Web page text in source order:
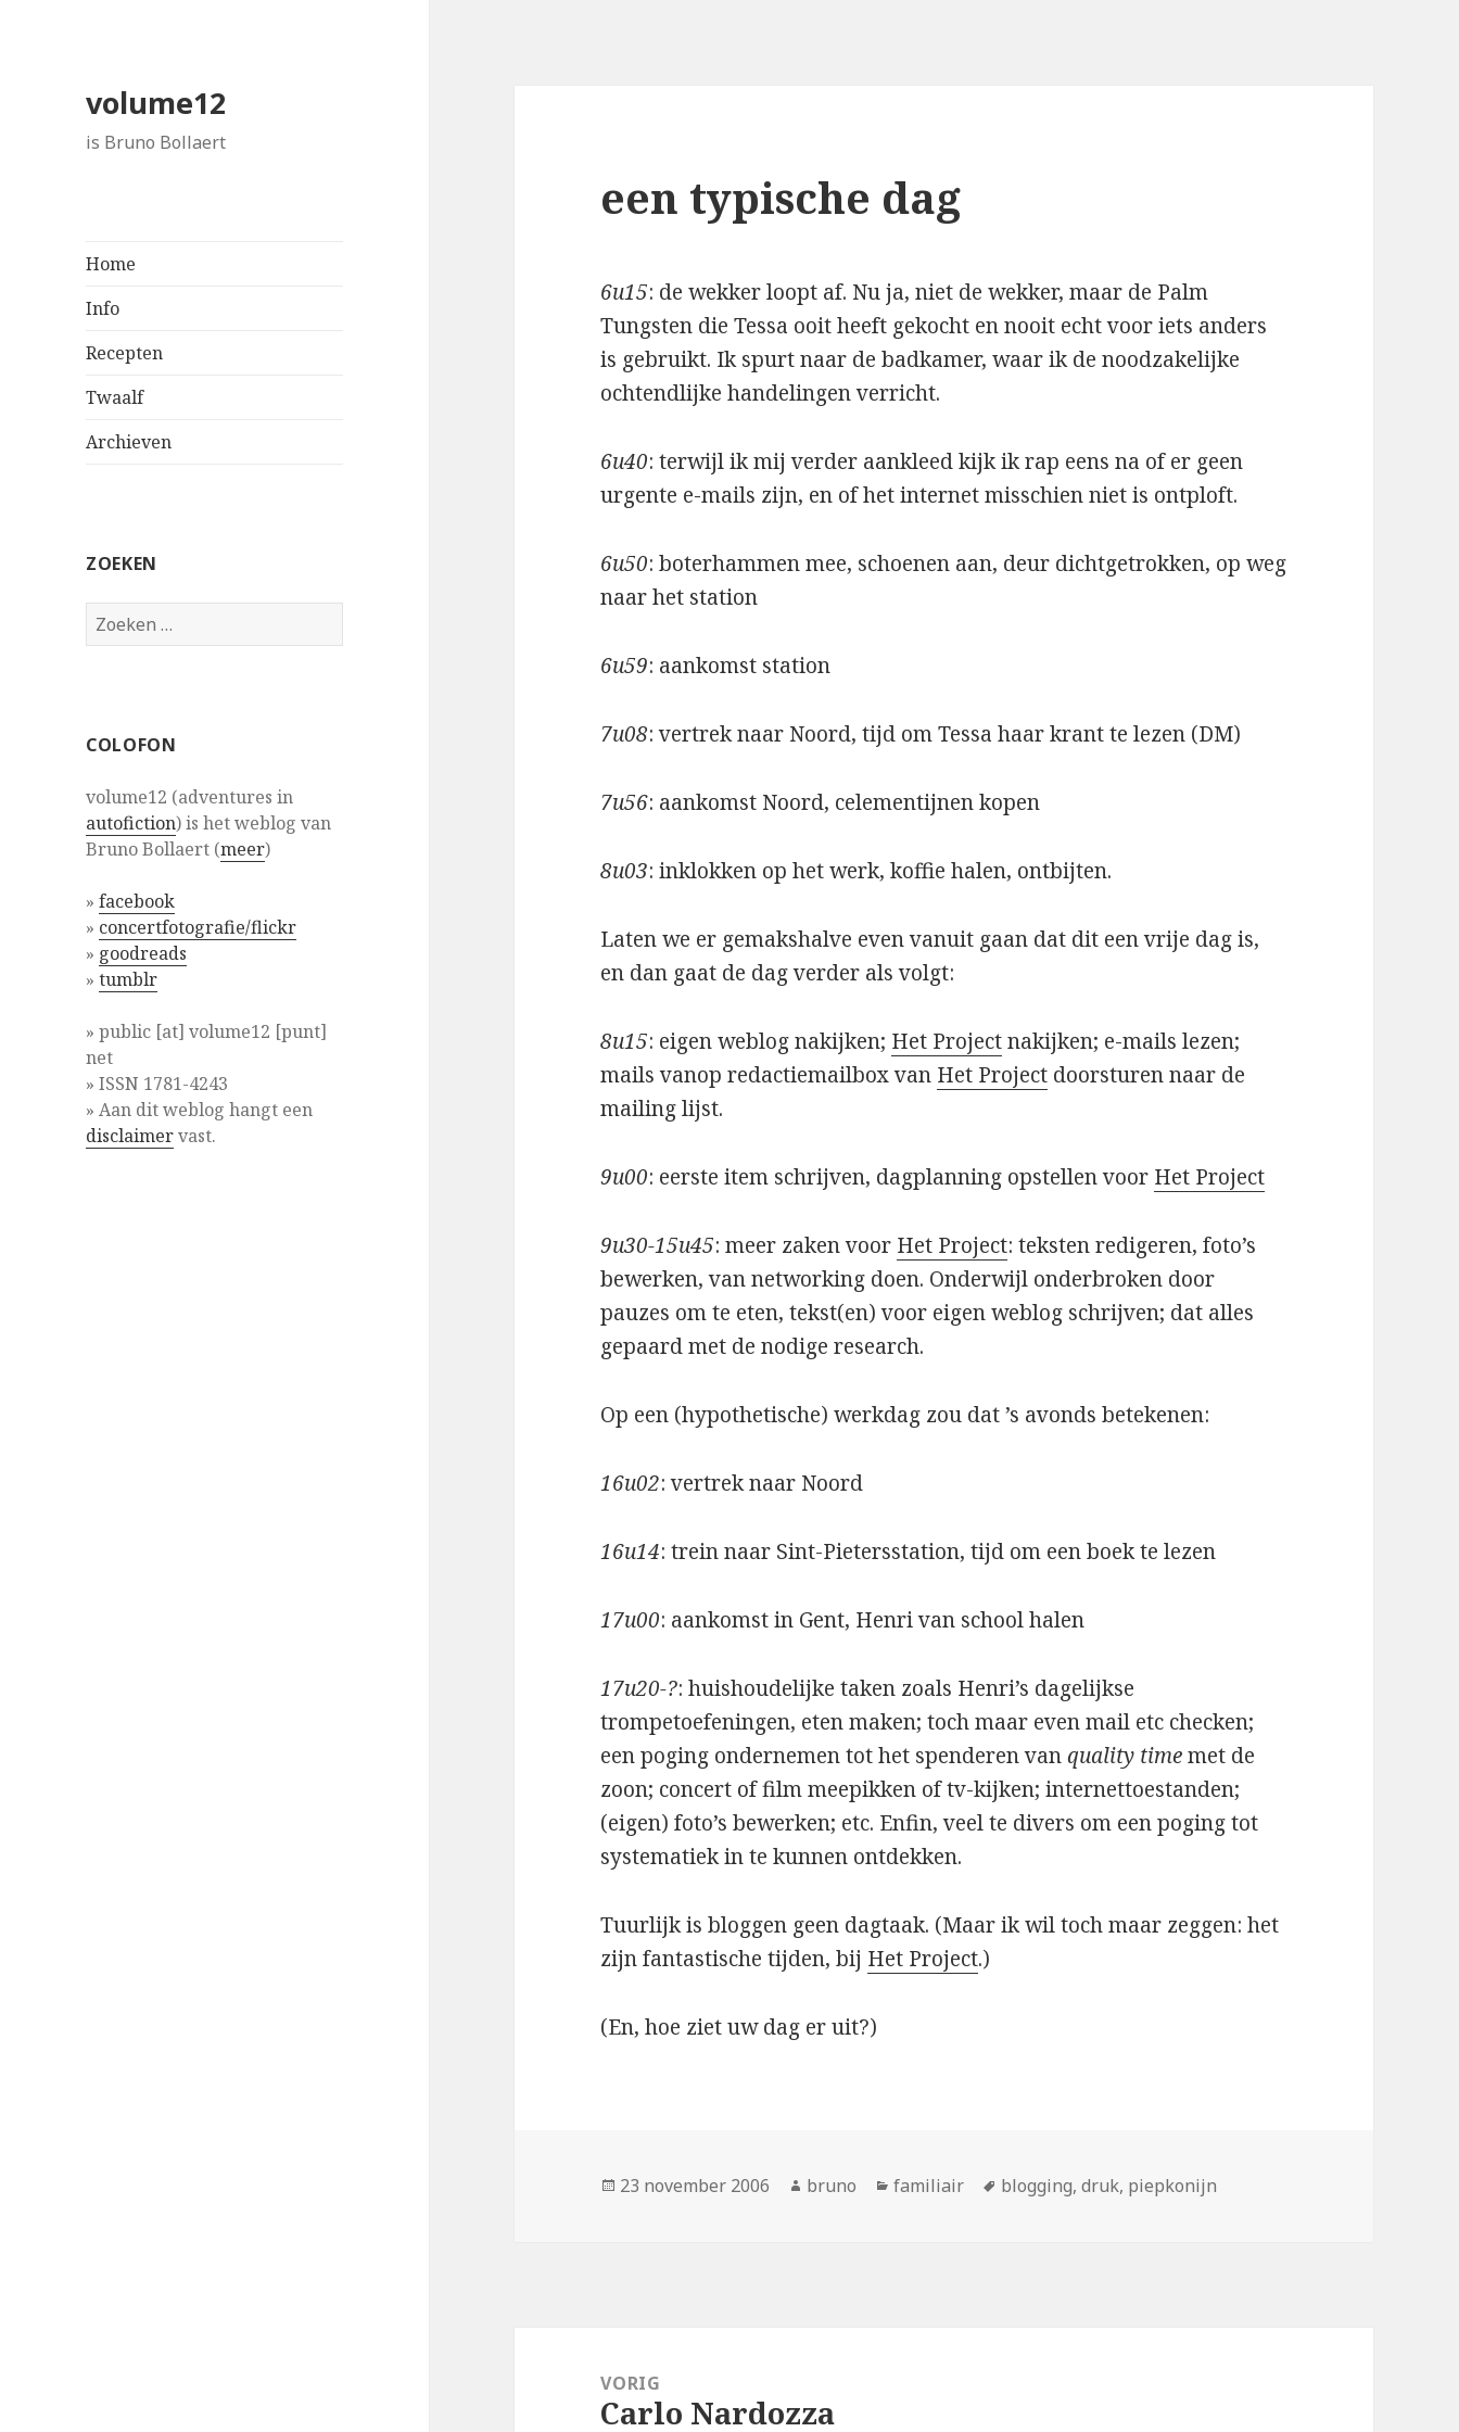
volume12
is Bruno Bollaert
Home
Info
Recepten
Twaalf
Archieven
ZOEKEN
Zoeken
naar:
COLOFON
volume12 (adventures in
autofiction) is het weblog van
Bruno Bollaert (meer)
»facebook
» concertfotografie/flickr
» goodreads
»tumblr
» public [at] volume12 [punt]
net
» ISSN 1781-4243
» Aan dit weblog hangt een
disclaimervast.
een typische dag
6u15: de wekker loopt af. Nu ja, niet de wekker, maar de Palm
Tungsten die Tessa ooit heeft gekocht en nooit echt voor iets anders
is gebruikt. Ik spurt naar de badkamer, waar ik de noodzakelijke
ochtendlijke handelingen verricht.
6u40: terwijl ik mij verder aankleed kijk ik rap eens na of er geen
urgente e-mails zijn, en of het internet misschien niet is ontploft.
6u50: boterhammen mee, schoenen aan, deur dichtgetrokken, op weg
naar het station
6u59: aankomst station
7u08: vertrek naar Noord, tijd om Tessa haar krant te lezen (DM)
7u56: aankomst Noord, celementijnen kopen
8u03: inklokken op het werk, koffie halen, ontbijten.
Laten we er gemakshalve even vanuit gaan dat dit een vrije dag is,
en dan gaat de dag verder als volgt:
8u15: eigen weblog nakijken; Het Projectnakijken; e-mails lezen;
mails vanop redactiemailbox van Het Project doorsturen naar de
mailing lijst.
9u00: eerste item schrijven, dagplanning opstellen voor Het Project
9u30-15u45: meer zaken voor Het Project: teksten redigeren, foto’s
bewerken, van networking doen. Onderwijl onderbroken door
pauzes om te eten, tekst(en) voor eigen weblog schrijven; dat alles
gepaard met de nodige research.
Op een (hypothetische) werkdag zou dat ’s avonds betekenen:
16u02: vertrek naar Noord
16u14: trein naar Sint-Pietersstation, tijd om een boek te lezen
17u00: aankomst in Gent, Henri van school halen
17u20-?: huishoudelijke taken zoals Henri’s dagelijkse
trompetoefeningen, eten maken; toch maar even mail etc checken;
een poging ondernemen tot het spenderen vanquality timemet de
zoon; concert of film meepikken of tv-kijken; internettoestanden;
(eigen) foto’s bewerken; etc. Enfin, veel te divers om een poging tot
systematiek in te kunnen ontdekken.
Tuurlijk is bloggen geen dagtaak. (Maar ik wil toch maar zeggen: het
zijn fantastische tijden, bij Het Project.)
(En, hoe ziet uw dag er uit?)
Geplaatst
23 november 2006 Auteur
bruno Categorieën
familiair Tags
blogging,druk, piepkonijn
navigatieVORIG
Vorig
Carlo Nardozza